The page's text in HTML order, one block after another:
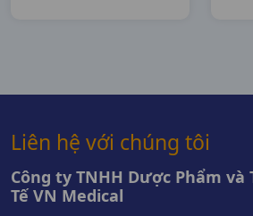
Liên hệ với chúng tôi
Công ty TNHH Dược Phẩm và
Tế VN Medical